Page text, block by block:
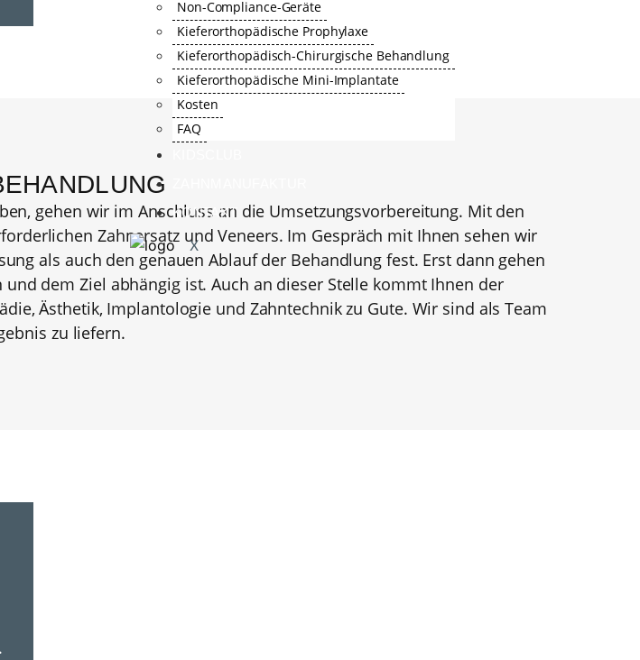
Non-Compliance-Geräte
Kieferorthopädische Prophylaxe
Kieferorthopädisch-Chirurgische Behandlung
Kieferorthopädische Mini-Implantate
Kosten
FAQ
KONTAKT
X
gehen wir im Anschluss an die Umsetzungsvorbereitung. Mit den
Zahnersatz und Veneers. Im Gespräch mit Ihnen sehen wir
als auch den genauen Ablauf der Behandlung fest. Erst dann gehen
dem Ziel abhängig ist. Auch an dieser Stelle kommt Ihnen der
Ästhetik, Implantologie und Zahntechnik zu Gute. Wir sind als Team
zu liefern.